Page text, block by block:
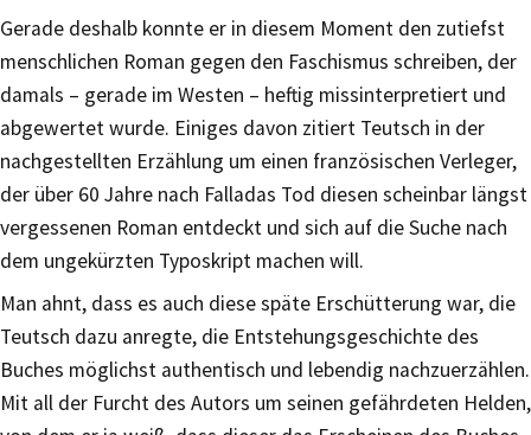
Gerade deshalb konnte er in diesem Moment den zutiefst
menschlichen Roman gegen den Faschismus schreiben, der
damals – gerade im Westen – heftig missinterpretiert und
abgewertet wurde. Einiges davon zitiert Teutsch in der
nachgestellten Erzählung um einen französischen Verleger,
der über 60 Jahre nach Falladas Tod diesen scheinbar längst
vergessenen Roman entdeckt und sich auf die Suche nach
dem ungekürzten Typoskript machen will.
Man ahnt, dass es auch diese späte Erschütterung war, die
Teutsch dazu anregte, die Entstehungsgeschichte des
Buches möglichst authentisch und lebendig nachzuerzählen.
Mit all der Furcht des Autors um seinen gefährdeten Helden,